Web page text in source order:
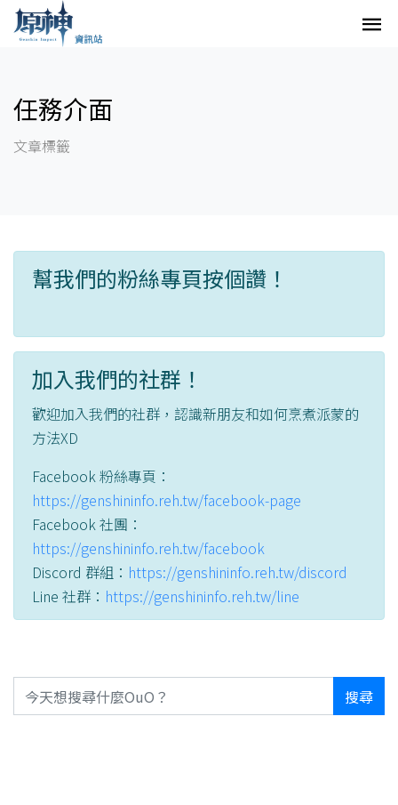
任務介面
文章標籤
幫我們的粉絲專頁按個讚！
加入我們的社群！
歡迎加入我們的社群，認識新朋友和如何烹煮派蒙的
方法XD
Facebook 粉絲專頁：
https://genshininfo.reh.tw/facebook-page
Facebook 社團：
https://genshininfo.reh.tw/facebook
Discord 群組： https://genshininfo.reh.tw/discord
Line 社群： https://genshininfo.reh.tw/line
搜尋